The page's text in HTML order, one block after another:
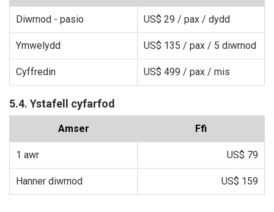
Diwrnod - pasio US$ 29 / pax / dydd
Ymwelydd US$ 135 / pax / 5 diwrnod
Cyffredin US$ 499 / pax / mis
5.4. Ystafell cyfarfod
Amser Ffi
1 awr US$ 79
Hanner diwrnod US$ 159